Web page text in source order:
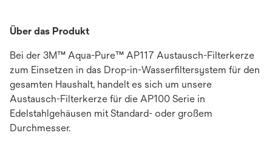
Über das Produkt
Bei der 3M™ Aqua-Pure™ AP117 Austausch-Filterkerze
zum Einsetzen in das Drop-in-Wasserfiltersystem für den
gesamten Haushalt, handelt es sich um unsere
Austausch-Filterkerze für die AP100 Serie in
Edelstahlgehäusen mit Standard- oder großem
Durchmesser.